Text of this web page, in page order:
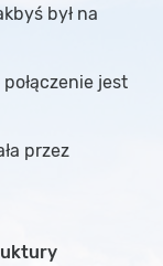
był na
połączenie jest
przez